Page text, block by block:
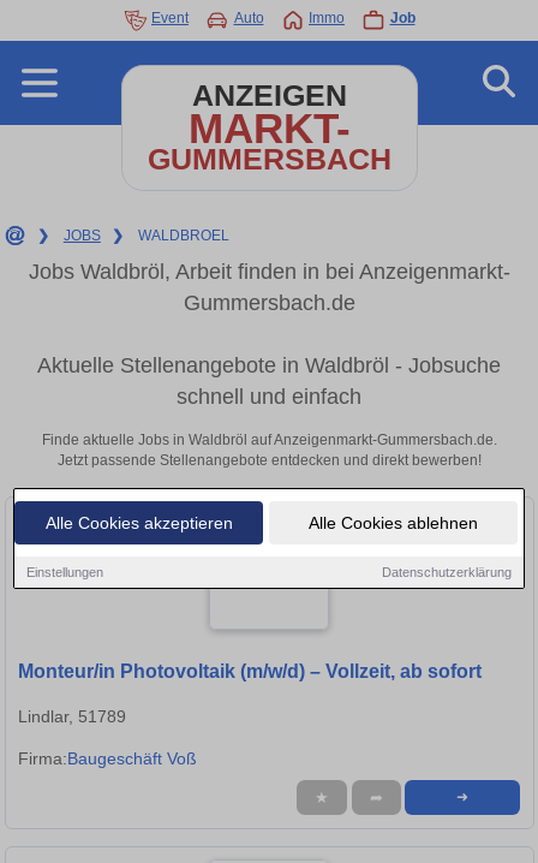
Alle Cookies akzeptieren Alle Cookies ablehnen
Einstellungen Datenschutzerklärung
Event Auto Immo Job
ANZEIGEN
MARKT-
GUMMERSBACH
❯ JOBS ❯ WALDBROEL
Jobs Waldbröl, Arbeit finden in bei Anzeigenmarkt-
Gummersbach.de
Aktuelle Stellenangebote in Waldbröl - Jobsuche
schnell und einfach
Finde aktuelle Jobs in Waldbröl auf Anzeigenmarkt-Gummersbach.de.
Jetzt passende Stellenangebote entdecken und direkt bewerben!
Monteur/in Photovoltaik (m/w/d) – Vollzeit, ab sofort
Lindlar, 51789
Firma:Baugeschäft Voß
★ ➦ ➜